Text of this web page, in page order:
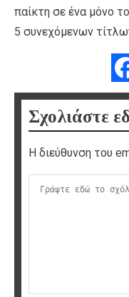
παίκτη σε ένα μόνο
5 συνεχόμενων
Σχολιάστε
Η διεύθυνση του